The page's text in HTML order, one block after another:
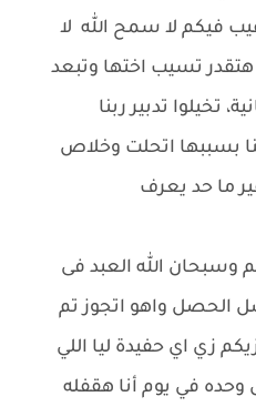
فيكم لا سمح الله لا
تسيب اختها وتبعد
تخيلوا تدبير ربنا
بسببها اتحلت وخلاص
ما حد يعرف
الله العبد فى
الحصل واهو اتجوز تم
زي اي حفيدة ليا اللي
في يوم أنا هقفله